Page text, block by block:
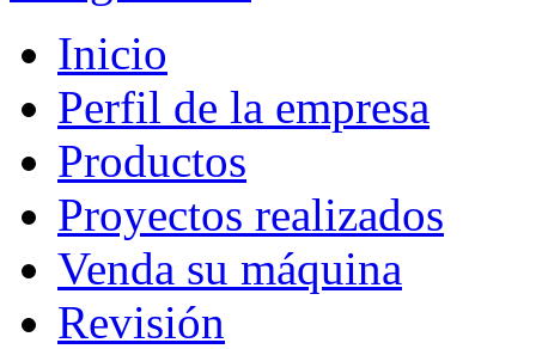
Inicio
Perfil de la empresa
Productos
Proyectos realizados
Venda su máquina
Revisión